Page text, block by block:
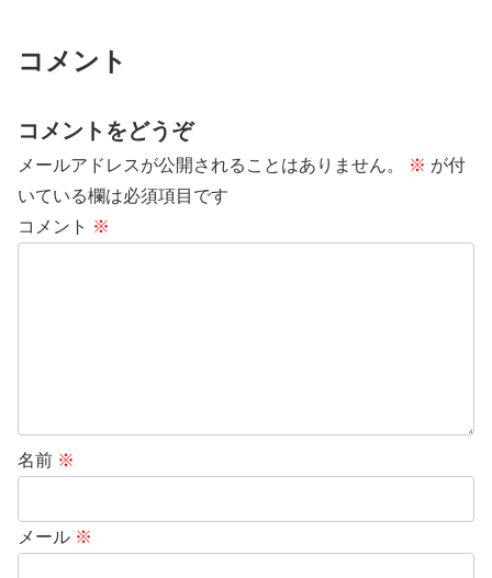
コメント
コメントをどうぞ
メールアドレスが公開されることはありません。 ※ が付
いている欄は必須項目です
コメント ※
名前 ※
メール ※